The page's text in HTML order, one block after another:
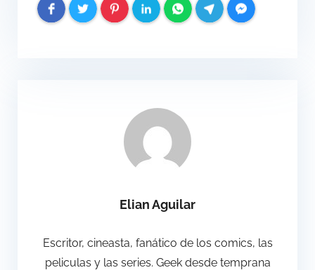
Elian Aguilar
Escritor, cineasta, fanático de los comics, las
peliculas y las series. Geek desde temprana